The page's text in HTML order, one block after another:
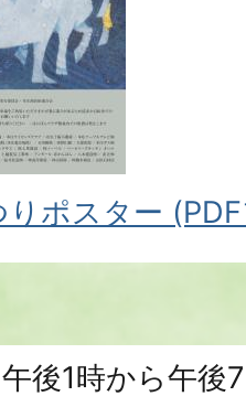
りポスター
後1時から午後